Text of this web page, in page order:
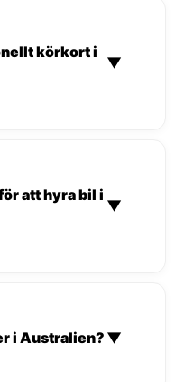
körkort i
▼
att hyra bil i
▼
i Australien? ▼